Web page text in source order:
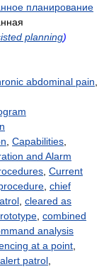
планирование
planning)
abdominal pain
Capabilities
and Alarm
Current
chief
cleared as
combined
analysis
at a point
patrol